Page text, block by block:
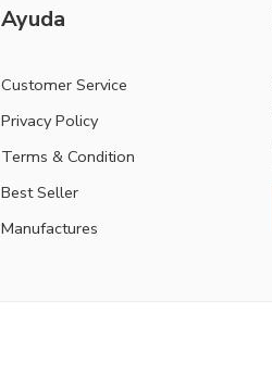
Ayuda
Customer Service
Privacy Policy
Terms & Condition
Best Seller
Manufactures